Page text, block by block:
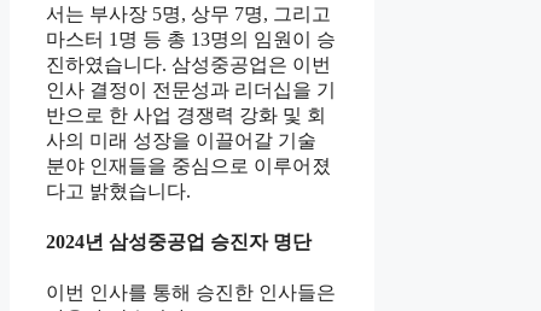
서는 부사장 5명, 상무 7명, 그리고
마스터 1명 등 총 13명의 임원이 승
진하였습니다. 삼성중공업은 이번
인사 결정이 전문성과 리더십을 기
반으로 한 사업 경쟁력 강화 및 회
사의 미래 성장을 이끌어갈 기술
분야 인재들을 중심으로 이루어졌
다고 밝혔습니다.
2024년 삼성중공업 승진자 명단
이번 인사를 통해 승진한 인사들은